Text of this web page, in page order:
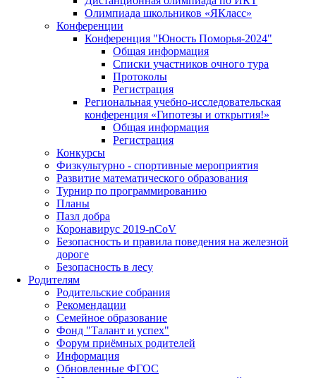
Олимпиада школьников «ЯКласс»
Конференции
Конференция "Юность Поморья-2024"
Общая информация
Списки участников очного тура
Протоколы
Регистрация
Региональная учебно-исследовательская
конференция «Гипотезы и открытия!»
Общая информация
Регистрация
Конкурсы
Физкультурно - спортивные мероприятия
Развитие математического образования
Турнир по программированию
Планы
Пазл добра
Коронавирус 2019-nCoV
Безопасность и правила поведения на железной
дороге
Безопасность в лесу
Родителям
Родительские собрания
Рекомендации
Семейное образование
Фонд "Талант и успех"
Форум приёмных родителей
Информация
Обновленные ФГОС